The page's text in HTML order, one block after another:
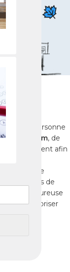
toute personne
Trivandrum, de
efficacement afin
le
stratégies de
rigoureuse
et de valoriser
TCF